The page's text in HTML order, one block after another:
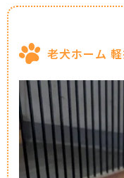
老犬ホーム